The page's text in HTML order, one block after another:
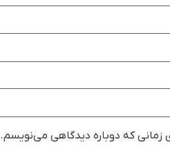
زمانی که دوباره دیدگاهی می‌نویسم.